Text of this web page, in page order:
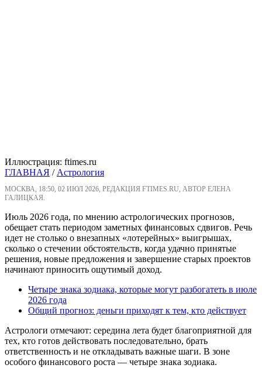
Иллюстрация: ftimes.ru
ГЛАВНАЯ /Астрология
МОСКВА, 18:50, 02 ИЮЛ 2026, РЕДАКЦИЯ FTIMES.RU, АВТОР ЕЛЕНА
ГАЛИЦКАЯ.
Июль 2026 года, по мнению астрологических прогнозов,
обещает стать периодом заметных финансовых сдвигов. Речь
идет не столько о внезапных «лотерейных» выигрышах,
сколько о стечении обстоятельств, когда удачно принятые
решения, новые предложения и завершение старых проектов
начинают приносить ощутимый доход.
Четыре знака зодиака, которые могут разбогатеть в июле
2026 года
Общий прогноз: деньги приходят к тем, кто действует
Астрологи отмечают: середина лета будет благоприятной для
тех, кто готов действовать последовательно, брать
ответственность и не откладывать важные шаги. В зоне
особого финансового роста — четыре знака зодиака.